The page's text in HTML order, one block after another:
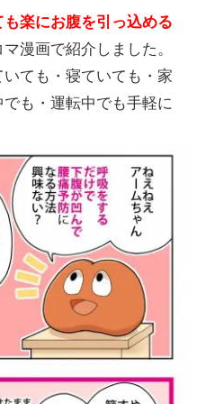
楽にお腹を引っ込める
漫画で紹介しました。
ても・寝ていても・家
も・運転中でも手軽に